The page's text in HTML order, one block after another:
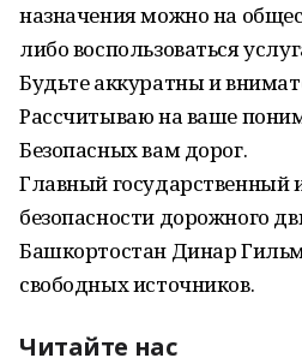
назначения можно на
либо воспользоваться
Будьте аккуратны и
Рассчитываю на ваше
Безопасных вам дорог.
Главный государственный
безопасности дорожного
Башкортостан Динар
свободных источников.
Читайте нас